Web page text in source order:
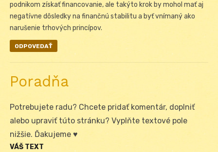
podnikom získať financovanie, ale takýto krok by mohol mať aj
negatívne dôsledky na finančnú stabilitu a byť vnímaný ako
narušenie trhových princípov.
ODPOVEDAŤ
Poradňa
Potrebujete radu? Chcete pridať komentár, doplniť
alebo upraviť túto stránku? Vyplňte textové pole
nižšie. Ďakujeme ♥
VÁŠ TEXT